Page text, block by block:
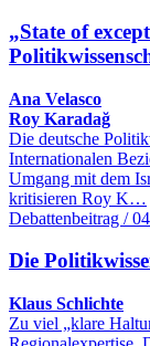
„State of
Ana Velasco
Roy Karadağ
Die deutsche
Internationalen
Umgang mit dem
kritisieren Roy K…
Debattenbeitrag /
Die
Klaus Schlichte
Zu viel „klare